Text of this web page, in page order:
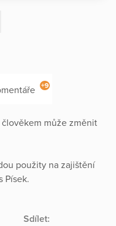
+9
může změnit
použity na zajištění
Písek.
Sdílet: